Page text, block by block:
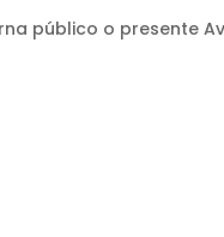
público o presente